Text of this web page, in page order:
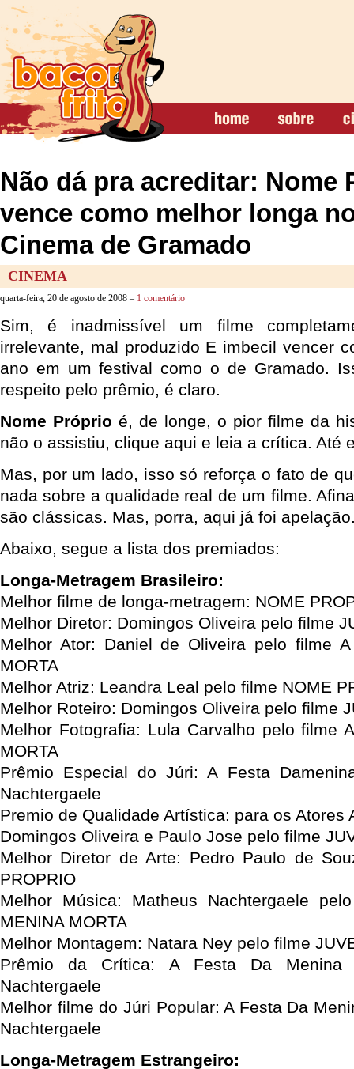
Não dá pra acreditar: Nome
vence como melhor longa
Cinema de Gramado
CINEMA
quarta-feira, 20 de agosto de 2008 – 1 comentário
Sim, é inadmissível um filme
irrelevante, mal produzido E imbecil vencer
ano em um festival como o de Gramado.
respeito pelo prêmio, é claro.
Nome Próprio é, de longe, o pior filme da
não o assistiu, clique aqui e leia a crítica. Até
Mas, por um lado, isso só reforça o fato de
nada sobre a qualidade real de um filme.
são clássicas. Mas, porra, aqui já foi
Abaixo, segue a lista dos premiados:
Longa-Metragem Brasileiro:
Melhor filme de longa-metragem: NOME
Melhor Diretor: Domingos Oliveira pelo filme
Melhor Ator: Daniel de Oliveira pelo filme A
MORTA
Melhor Atriz: Leandra Leal pelo filme NOME
Melhor Roteiro: Domingos Oliveira pelo filme
Melhor Fotografia: Lula Carvalho pelo filme
MORTA
Prêmio Especial do Júri: A Festa
Nachtergaele
Premio de Qualidade Artística: para os Atores
Domingos Oliveira e Paulo Jose pelo filme
Melhor Diretor de Arte: Pedro Paulo de
PROPRIO
Melhor Música: Matheus Nachtergaele
MENINA MORTA
Melhor Montagem: Natara Ney pelo filme
Prêmio da Crítica: A Festa Da Menina
Nachtergaele
Melhor filme do Júri Popular: A Festa Da
Nachtergaele
Longa-Metragem Estrangeiro: